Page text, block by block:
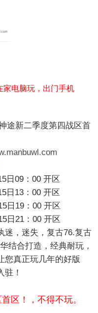
家电脑玩，出门手机
途新二季度第四战区首
日 09：00 开区
日 13：00 开区
日 19：00 开区
日 21：00 开区
迷，迷失，复古76.复古
结合打造，经典耐玩，
您真正玩几年的好版
驻！
区！， 不得不玩。